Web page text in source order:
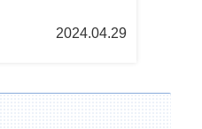
2024.04.29